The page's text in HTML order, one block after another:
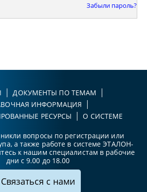
Забыли пароль?
ДОКУМЕНТЫ ПО ТЕМАМ
ИНФОРМАЦИЯ
РЕСУРСЫ
О СИСТЕМЕ
вопросы по регистрации или
а также работе в системе ЭТАЛОН-
к нашим специалистам в рабочие
дни с 9.00 до 18.00
Связаться с нами